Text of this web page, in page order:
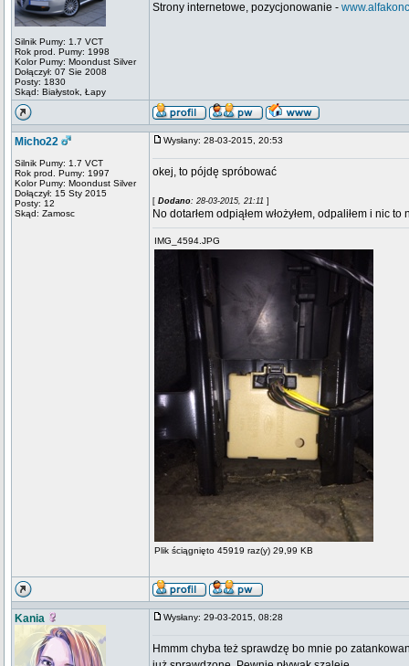
Silnik Pumy: 1.7 VCT
Rok prod. Pumy: 1998
Kolor Pumy: Moondust Silver
Dołączył: 07 Sie 2008
Posty: 1830
Skąd: Białystok, Łapy
Strony internetowe, pozycjonowanie -
Micho22
Silnik Pumy: 1.7 VCT
Rok prod. Pumy: 1997
Kolor Pumy: Moondust Silver
Dołączył: 15 Sty 2015
Posty: 12
Skąd: Zamosc
Wysłany: 28-03-2015, 20:53
okej, to pójdę spróbować
[ Dodano: 28-03-2015, 21:11 ]
No dotarłem odpiąłem włożyłem, odpaliłem i nic
IMG_4594.JPG
Plik ściągnięto 45919 raz(y) 29,99 KB
Kania Wysłany: 29-03-2015, 08:28
Hmmm chyba też sprawdzę bo mnie po